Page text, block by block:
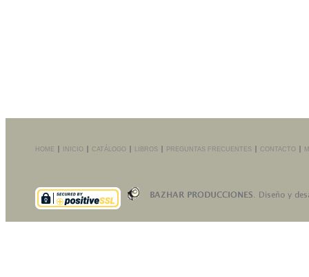
HOME INICIO CATÁLOGO LIBROS PREGUNTAS FRECUENTES CONTACTO